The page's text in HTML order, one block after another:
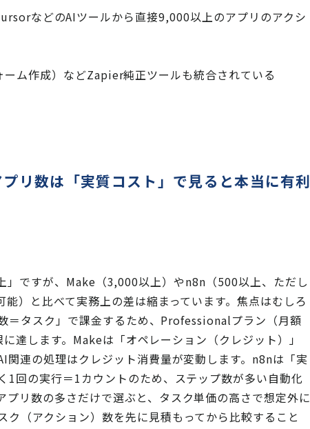
などのAIツールから直接9,000以上のアプリのアクシ
ム作成）などZapier純正ツールも統合されている
リ数は「実質コスト」で見ると本当に有利
ですが、Make（3,000以上）やn8n（500以上、ただし
）と比べて実務上の差は縮まっています。焦点はむしろ
＝タスク」で課金するため、Professionalプラン（月額
達します。Makeは「オペレーション（クレジット）」
連の処理はクレジット消費量が変動します。n8nは「実
回の実行＝1カウントのため、ステップ数が多い自動化
リ数の多さだけで選ぶと、タスク単価の高さで想定外に
（アクション）数を先に見積もってから比較すること